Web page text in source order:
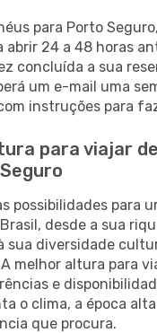
para Porto
abrir 24 a 48 horas
concluída a sua
um e-mail uma
instruções para
para viajar
possibilidades para
desde a sua
sua diversidade
melhor altura para
e
o clima, a época
que procura.